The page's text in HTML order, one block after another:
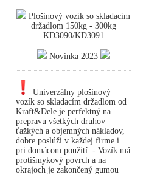
Plošinový vozík so skladacím
držadlom 150kg - 300kg
KD3090/KD3091
Novinka 2023
Univerzálny plošinový
vozík so skladacím držadlom od
Kraft&Dele je perfektný na
prepravu všetkých druhov
ťažkých a objemných nákladov,
dobre poslúži v každej firme i
pri domácom použití. - Vozík má
protišmykový povrch a na
okrajoch je zakončený gumou